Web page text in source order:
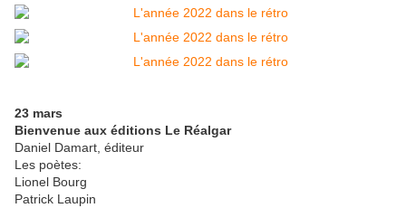
23 mars
Bienvenue aux éditions Le Réalgar
Daniel Damart, éditeur
Les poètes:
Lionel Bourg
Patrick Laupin